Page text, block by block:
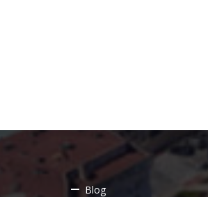
Blog